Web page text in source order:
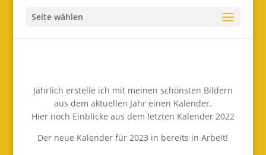
Seite wählen
Jährlich erstelle ich mit meinen schönsten Bildern
aus dem aktuellen Jahr einen Kalender.
Hier noch Einblicke aus dem letzten Kalender 2022
Der neue Kalender für 2023 in bereits in Arbeit!